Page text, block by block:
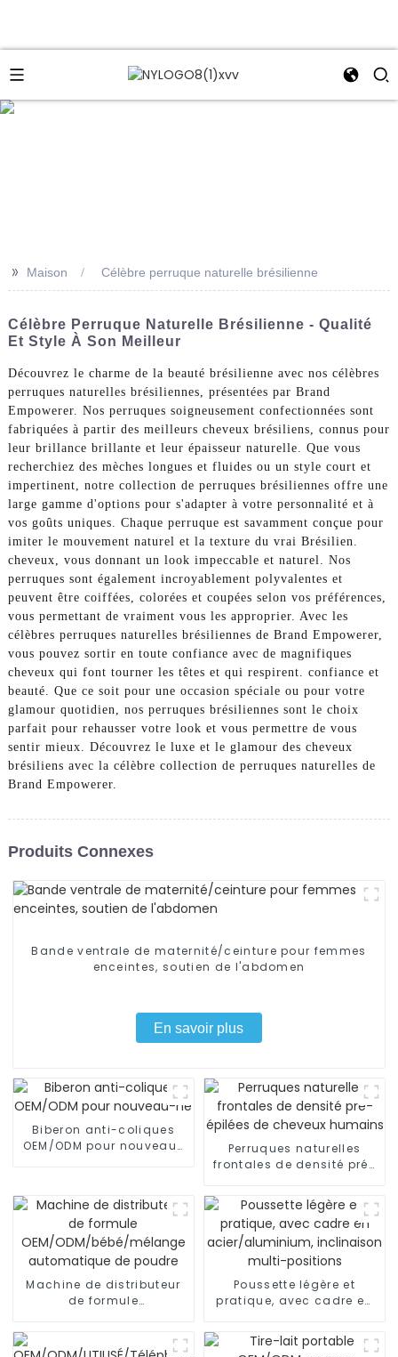
>> Maison Célèbre perruque naturelle brésilienne
Célèbre Perruque Naturelle Brésilienne - Qualité
Et Style À Son Meilleur
Découvrez le charme de la beauté brésilienne avec nos célèbres
perruques naturelles brésiliennes, présentées par Brand
Empowerer. Nos perruques soigneusement confectionnées sont
fabriquées à partir des meilleurs cheveux brésiliens, connus pour
leur brillance brillante et leur épaisseur naturelle. Que vous
recherchiez des mèches longues et fluides ou un style court et
impertinent, notre collection de perruques brésiliennes offre une
large gamme d'options pour s'adapter à votre personnalité et à
vos goûts uniques. Chaque perruque est savamment conçue pour
imiter le mouvement naturel et la texture du vrai Brésilien.
cheveux, vous donnant un look impeccable et naturel. Nos
perruques sont également incroyablement polyvalentes et
peuvent être coiffées, colorées et coupées selon vos préférences,
vous permettant de vraiment vous les approprier. Avec les
célèbres perruques naturelles brésiliennes de Brand Empowerer,
vous pouvez sortir en toute confiance avec de magnifiques
cheveux qui font tourner les têtes et qui respirent. confiance et
beauté. Que ce soit pour une occasion spéciale ou pour votre
glamour quotidien, nos perruques brésiliennes sont le choix
parfait pour rehausser votre look et vous permettre de vous
sentir mieux. Découvrez le luxe et le glamour des cheveux
brésiliens avec la célèbre collection de perruques naturelles de
Brand Empowerer.
Produits Connexes
Bande ventrale de maternité/ceinture pour femmes
enceintes, soutien de l'abdomen
En savoir plus
Biberon anti-coliques
OEM/ODM pour nouveau-
Perruques naturelles
frontales de densité pré-
humains
Machine de distributeur
de formule
automatique de poudre
Poussette légère et
pratique, avec cadre en
inclinaison multi-
positions